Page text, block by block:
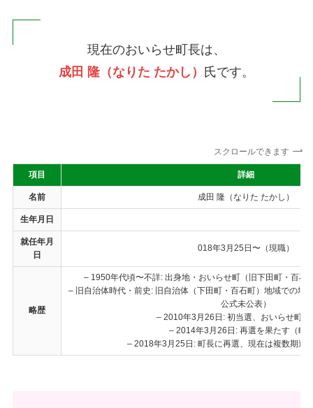
現在のおいらせ町長は、
成田 隆（なりた たかし） 氏です。
スクロールできます
項目 詳細
名前 成田 隆（なりた たかし）
生年月日
就任年月
日
018年3月25日〜（現職）
略歴
– 1950年代頃〜不詳: 出身地・おいらせ町（旧下田町・百石
– 旧自治体時代・前史: 旧自治体（下田町・百石町）地域での地
公式未公表）
– 2010年3月26日: 初当選、おいらせ町長
– 2014年3月26日: 再選を果たす（町
– 2018年3月25日: 町長に再選、現在は複数期連